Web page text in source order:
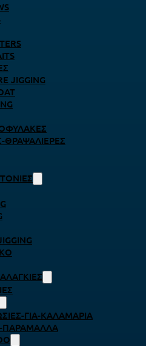
JIGGING
ΘΡΑΨΑΛΙΈΡΕΣ
ΓΙΑ-ΚΑΛΑΜΆΡΙΑ
ΠΑΡΆΜΑΛΛΑ